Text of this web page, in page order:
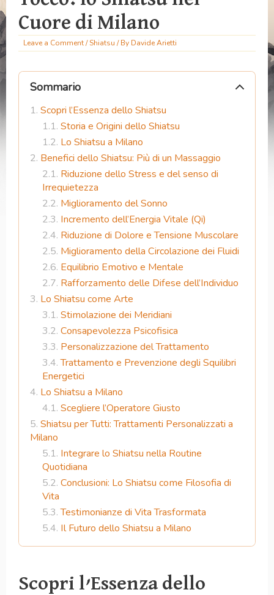
Cuore di Milano
Leave a Comment /Shiatsu / By Davide Arietti
Sommario
Scopri l’Essenza dello Shiatsu
Storia e Origini dello Shiatsu
Lo Shiatsu a Milano
Benefici dello Shiatsu: Più di un Massaggio
Riduzione dello Stress e del senso di
Irrequietezza
Miglioramento del Sonno
Incremento dell’Energia Vitale (Qi)
Riduzione di Dolore e Tensione Muscolare
Miglioramento della Circolazione dei Fluidi
Equilibrio Emotivo e Mentale
Rafforzamento delle Difese dell’Individuo
Lo Shiatsu come Arte
Stimolazione dei Meridiani
Consapevolezza Psicofisica
Personalizzazione del Trattamento
Trattamento e Prevenzione degli Squilibri
Energetici
Lo Shiatsu a Milano
Scegliere l’Operatore Giusto
Shiatsu per Tutti: Trattamenti Personalizzati a
Milano
Integrare lo Shiatsu nella Routine
Quotidiana
Conclusioni: Lo Shiatsu come Filosofia di
Vita
Testimonianze di Vita Trasformata
Il Futuro dello Shiatsu a Milano
Scopri l’Essenza dello